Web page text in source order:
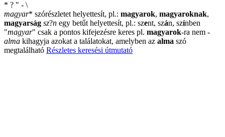
* ? " - \
magyar* szórészletet helyettesít, pl.: magyarok, magyaroknak,
magyarság sz?n egy betűt helyettesít, pl.: szent, szán, színben
"magyar" csak a pontos kifejezésre keres pl. magyarok-ra nem -
alma kihagyja azokat a találatokat, amelyben az alma szó
megtalálható Részletes keresési útmutató